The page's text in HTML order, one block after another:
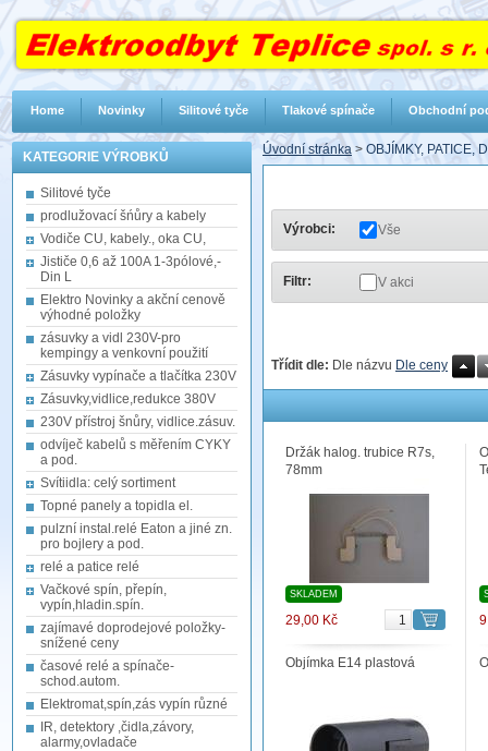
KATEGORIE VÝROBKŮ
Silitové tyče
prodlužovací šńůry a kabely
Vodiče CU, kabely., oka CU,
Jističe 0,6 až 100A 1-3pólové,-
Din L
Elektro Novinky a akční cenově
výhodné položky
zásuvky a vidl 230V-pro
kempingy a venkovní použití
Zásuvky vypínače a tlačítka 230V
Zásuvky,vidlice,redukce 380V
230V přístroj šnůry, vidlice.zásuv.
odvíječ kabelů s měřením CYKY
a pod.
Svítiidla: celý sortiment
Topné panely a topidla el.
pulzní instal.relé Eaton a jiné zn.
pro bojlery a pod.
relé a patice relé
Vačkové spín, přepín,
vypín,hladin.spín.
zajímavé doprodejové položky-
snížené ceny
časové relé a spínače-
schod.autom.
Elektromat,spín,zás vypín různé
IR, detektory ,čidla,závory,
alarmy,ovladače
Úvodní stránka > OBJÍMKY, PATICE,
Výrobci: Vše
Filtr: V akci
Třídit dle: Dle názvu Dle ceny
Držák halog. trubice R7s,
78mm
SKLADEM
29,00 Kč
Objímka E14 plastová
Home Novinky Silitové tyče Tlakové spínače Obchodní